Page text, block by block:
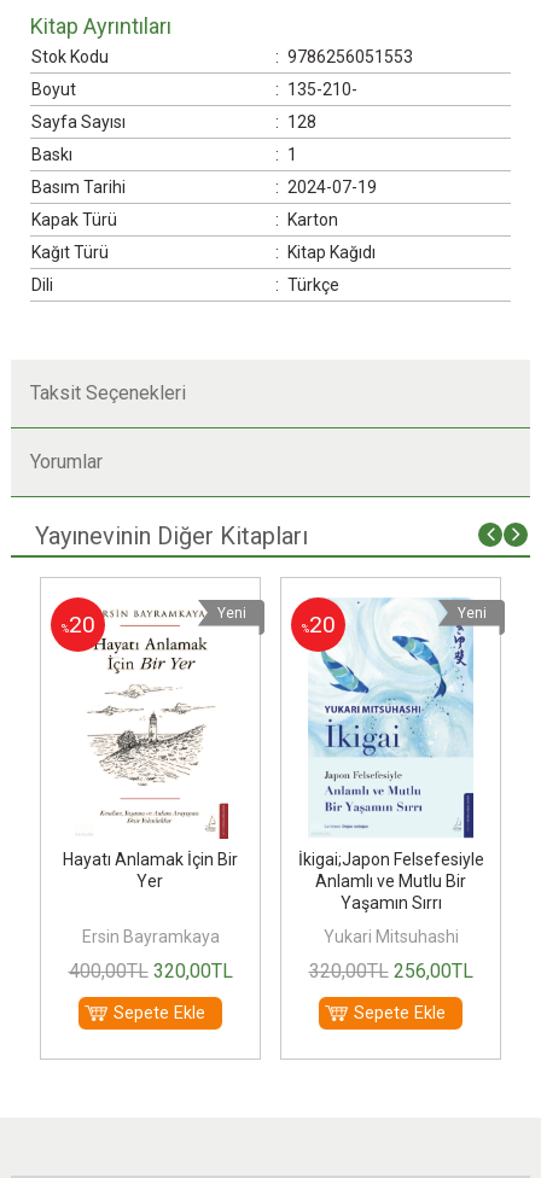
Kitap Ayrıntıları
Stok Kodu : 9786256051553
Boyut
: 135-210-
Sayfa Sayısı
: 128
Baskı
: 1
Basım Tarihi
: 2024-07-19
Kapak Türü
:
Karton
Kağıt Türü
:
Kitap Kağıdı
Dili
: Türkçe
Taksit Seçenekleri
Yorumlar
Yayınevinin Diğer Kitapları
%20 Yeni
Hayatı Anlamak İçin Bir
Yer
Ersin Bayramkaya
400,00TL 320,00TL
Sepete Ekle
%20 Yeni
İkigai;Japon Felsefesiyle
Anlamlı ve Mutlu Bir
Yaşamın Sırrı
Yukari Mitsuhashi
320,00TL 256,00TL
Sepete Ekle